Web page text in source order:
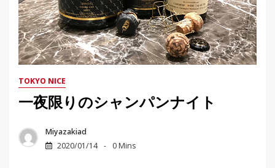
TOKYO NICE
一夜限りのシャンパンナイト
Miyazakiad
2020/01/14
0 Mins